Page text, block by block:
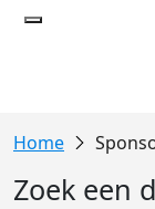
Zoek een